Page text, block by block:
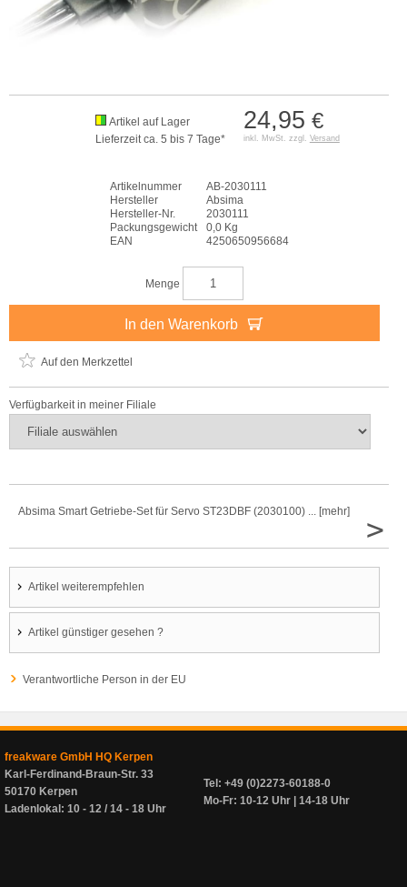
24,95 €
inkl. MwSt. zzgl. Versand
Artikel auf Lager
Lieferzeit ca. 5 bis 7 Tage*
Artikelnummer
AB-2030111
Hersteller
Absima
Hersteller-Nr.
2030111
Packungsgewicht
0,0 Kg
EAN
4250650956684
Menge
In den Warenkorb
Auf den Merkzettel
Verfügbarkeit in meiner Filiale
Absima Smart Getriebe-Set für Servo ST23DBF (2030100) ... [mehr]
>
Artikel weiterempfehlen
Artikel günstiger gesehen ?
Verantwortliche Person in der EU
freakware GmbH HQ Kerpen
Karl-Ferdinand-Braun-Str. 33
50170 Kerpen
Ladenlokal: 10 - 12 / 14 - 18 Uhr
Tel: +49 (0)2273-60188-0
Mo-Fr: 10-12 Uhr | 14-18 Uhr